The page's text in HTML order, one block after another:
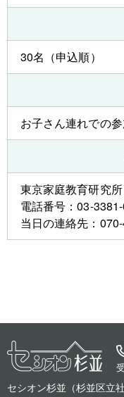
30名（申込順）
お子さん連れでの
東京家庭教育研究所
電話番号：03-
当日の連絡先：
セシオン杉並（杉並区立